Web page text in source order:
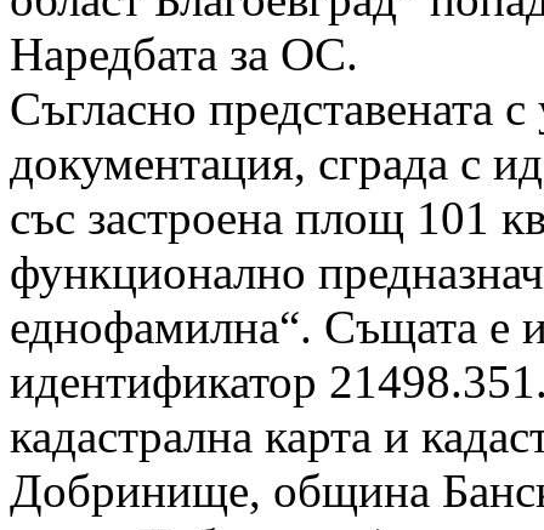
Наредбата за ОС.
Съгласно представената
документация, сграда с
със застроена площ 101
функционално
еднофамилна“. Същата е
идентификатор
кадастрална карта и
Добринище, община